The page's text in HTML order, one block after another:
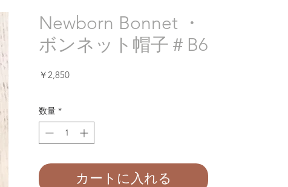
Newborn Bonnet ・
ボンネット帽子＃B6
￥2,850価
数量 *
カートに入れる